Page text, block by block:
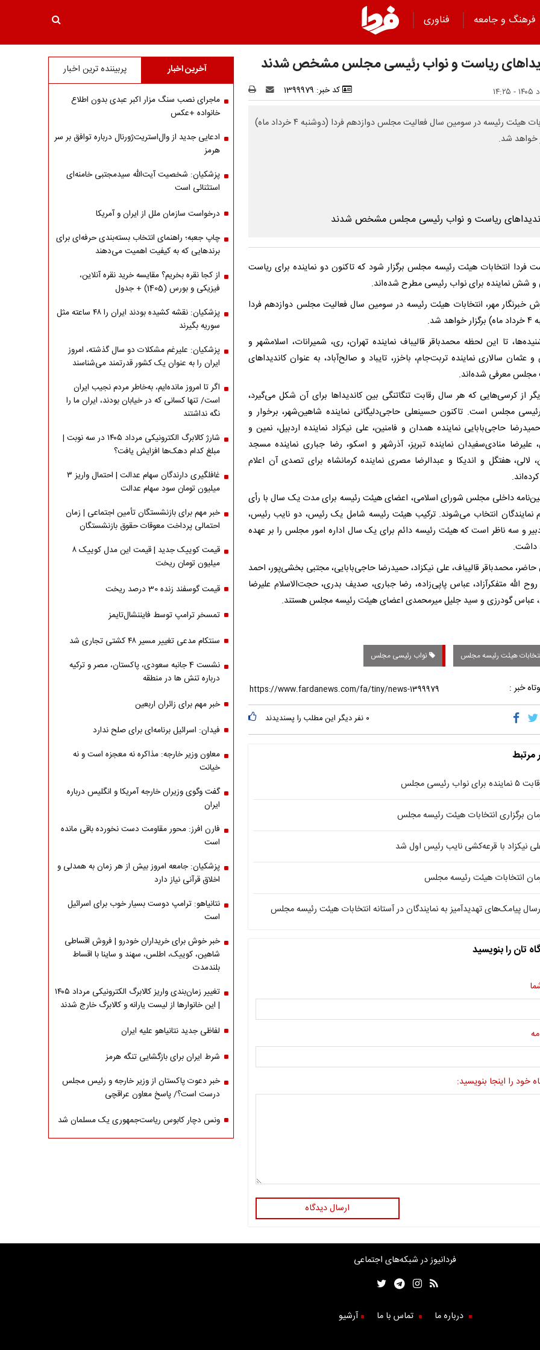
فرهنگ و جامعه
فناوری
ریاست و نواب رئیسی مجلس مشخص شدند
کد خبر: 1399979
انتخابات هیئت رئیسه در سومین سال فعالیت مجلس دوازدهم فردا (دوشنبه ۴ خرداد ماه)
خواهد شد.
فردا انتخابات هیئت رئیسه مجلس برگزار شود که تاکنون دو نماینده برای ریاست
شش نماینده برای نواب رئیسی مطرح شده‌اند.
خبرنگار مهر، انتخابات هیئت رئیسه در سومین سال فعالیت مجلس دوازدهم فردا
شد.
تا این لحظه محمدباقر قالیباف نماینده تهران، ری، شمیرانات، اسلامشهر و
عثمان سالاری نماینده تربت‌جام، باخزر، تایباد و صالح‌آباد، به عنوان کاندیداهای
مجلس معرفی شده‌اند.
از کرسی‌هایی که هر سال رقابت تنگاتنگی بین کاندیداها برای آن شکل می‌گیرد،
مجلس است. تاکنون حسینعلی حاجی‌دلیگانی نماینده شاهین‌شهر، برخوار و
حاجی‌بابایی نماینده همدان و فامنین، علی نیکزاد نماینده اردبیل، نمین و
علیرضا منادی‌سفیدان نماینده تبریز، آذرشهر و اسکو، رضا جباری نماینده مسجد
لالی، هفتگل و اندیکا و عبدالرضا مصری نماینده کرمانشاه برای تصدی آن اعلام
داخلی مجلس شورای اسلامی، اعضای هیئت رئیسه برای مدت یک سال با رأی
نمایندگان انتخاب می‌شوند. ترکیب هیئت رئیسه شامل یک رئیس، دو نایب رئیس،
و سه ناظر است که هیئت رئیسه دائم برای یک سال اداره امور مجلس را بر عهده
داشت.
محمدباقر قالیباف، علی نیکزاد، حمیدرضا حاجی‌بابایی، مجتبی بخشی‌پور، احمد
روح الله متفکرآزاد، عباس پاپی‌زاده، رضا جباری، صدیف بدری، حجت‌الاسلام علیرضا
عباس گودرزی و سید جلیل میرمحمدی اعضای هیئت رئیسه مجلس هستند.
هیئت رئیسه مجلس نواب رئیسی مجلس
خبر :
۰ نفر دیگر این مطلب را پسندیدند
مرتبط
برای نواب رئیسی مجلس
برگزاری انتخابات هیئت رئیسه مجلس
نیکزاد با قرعه‌کشی نایب رئیس اول شد
انتخابات هیئت رئیسه مجلس
پیامک‌های تهدیدآمیز به نمایندگان در آستانه انتخابات هیئت رئیسه مجلس
تان را بنویسید
خود را اینجا بنویسید:
ارسال دیدگاه
آخرین اخبار پربیننده ترین اخبار
ماجرای نصب سنگ مزار اکبر عبدی بدون اطلاع
خانواده +عکس
ادعایی جدید از وال‌استریت‌ژورنال درباره توافق بر سر
هرمز
پزشکیان: شخصیت آیت‌الله سیدمجتبی خامنه‌ای
استثنائی است
درخواست سازمان ملل از ایران و آمریکا
چاپ جعبه؛ راهنمای انتخاب بسته‌بندی حرفه‌ای برای
برندهایی که به کیفیت اهمیت می‌دهند
از کجا نقره بخریم؟ مقایسه خرید نقره آنلاین،
فیزیکی و بورس (1405) + جدول
پزشکیان: نقشه کشیده بودند ایران را ۴۸ ساعته مثل
سوریه بگیرند
پزشکیان: علیرغم مشکلات دو سال گذشته، امروز
ایران را به عنوان یک کشور قدرتمند می‌شناسند
اگر تا امروز مانده‌ایم، به‌خاطر مردم نجیب ایران
است/ تنها کسانی که در خیابان بودند، ایران ما را
نگه نداشتند
شارژ کالابرگ الکترونیکی مرداد ۱۴۰۵ در سه نوبت |
مبلغ کدام دهک‌ها افزایش یافت؟
غافلگیری دارندگان سهام عدالت | احتمال واریز ۳
میلیون تومان سود سهام عدالت
خبر مهم برای بازنشستگان تأمین اجتماعی | زمان
احتمالی پرداخت معوقات حقوق بازنشستگان
قیمت کوییک جدید | قیمت این مدل کوییک ۸
میلیون تومان ریخت
قیمت گوسفند زنده 30 درصد ریخت
تمسخر ترامپ توسط فایننشال‌تایمز
سنتکام مدعی تغییر مسیر ۴۸ کشتی تجاری شد
نشست 4 جانبه سعودی، پاکستان، مصر و ترکیه
درباره تنش ها در منطقه
خبر مهم برای زائران اربعین
فیدان: اسرائیل برنامه‌ای برای صلح ندارد
معاون وزیر خارجه: مذاکره نه معجزه است و نه
خیانت
گفت وگوی وزیران خارجه آمریکا و انگلیس درباره
ایران
فارن افرز: محور مقاومت دست نخورده باقی مانده
است
پزشکیان: جامعه امروز بیش از هر زمان به همدلی و
اخلاق قرآنی نیاز دارد
نتانیاهو: ترامپ دوست بسیار خوب برای اسرائیل
است
خبر خوش برای خریداران خودرو | فروش اقساطی
شاهین، کوییک، اطلس، سهند و ساینا با اقساط
بلندمدت
تغییر زمان‌بندی واریز کالابرگ الکترونیکی مرداد ۱۴۰۵
| این خانوارها از لیست یارانه و کالابرگ خارج شدند
لفاظی جدید نتانیاهو علیه ایران
شرط ایران برای بازگشایی تنگه هرمز
خبر دعوت پاکستان از وزیر خارجه و رئیس مجلس
درست است؟/ پاسخ معاون عراقچی
ونس دچار کابوس ریاست‌جمهوری یک مسلمان شد
فردانیوز در شبکه‌های اجتماعی
درباره ما تماس با ما آرشیو